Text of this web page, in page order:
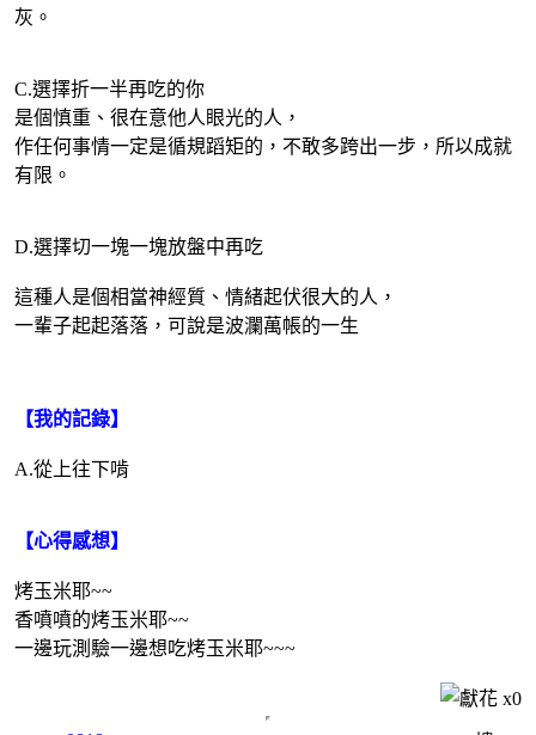
灰。
C.選擇折一半再吃的你
是個慎重、很在意他人眼光的人，
作任何事情一定是循規蹈矩的，不敢多跨出一步，所以成就
有限。
D.選擇切一塊一塊放盤中再吃
這種人是個相當神經質、情緒起伏很大的人，
一輩子起起落落，可說是波瀾萬帳的一生
【我的記錄】
A.從上往下啃
【心得感想】
烤玉米耶~~
香噴噴的烤玉米耶~~
一邊玩測驗一邊想吃烤玉米耶~~~
x0